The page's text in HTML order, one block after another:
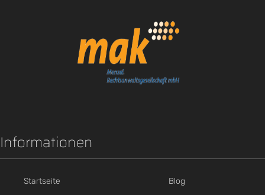
Informationen
Startseite Blog